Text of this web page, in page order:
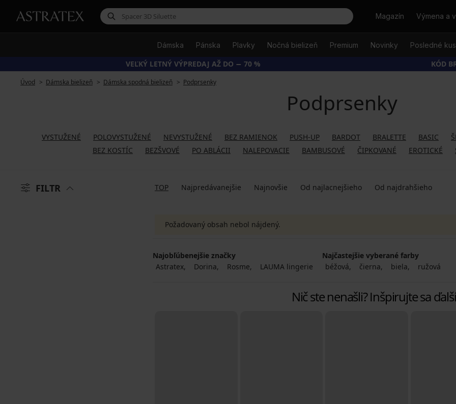
HľadaťMagazín Výmena a
Dámska Pánska Plavky Nočná bielizeň Premium Novinky Posledné
VEĽKÝ LETNÝ VÝPREDAJ AŽ DO − 70 % KÓD
Úvod Dámska bielizeň Dámska spodná bielizeň Podprsenky
Podprsenky
VYSTUŽENÉ POLOVYSTUŽENÉ NEVYSTUŽENÉ BEZ RAMIENOK PUSH-UP BARDOT BRALETTE BASIC
BEZ KOSTÍC
BEZŠVOVÉ PO ABLÁCII NALEPOVACIE BAMBUSOVÉ ČIPKOVANÉ EROTICKÉ
FILTR TOP Najpredávanejšie Najnovšie Od najlacnejšieho Od najdrahšieho
Požadovaný obsah nebol nájdený.
Najobľúbenejšie značky
Astratex
Dorina Rosme LAUMA lingerie
Najčastejšie vyberané farby
béžová
čierna biela ružová
Nič ste nenašli? Inšpirujte sa